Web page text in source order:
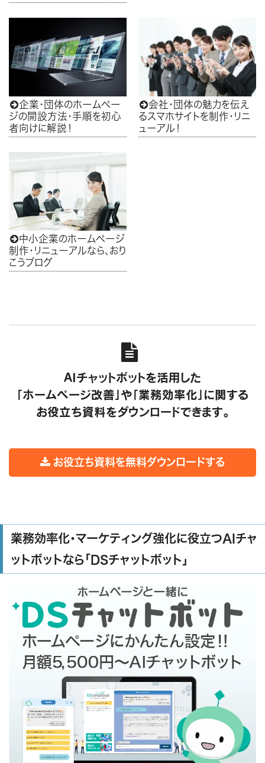
企業・団体のホームペー
ジの開設方法・手順を初心
者向けに解説！
会社・団体の魅力を伝え
るスマホサイトを制作・リニ
ューアル！
中小企業のホームページ
制作・リニューアルなら、おり
こうブログ

AIチャットボットを活用した
「ホームページ改善」や「業務効率化」に関する
お役立ち資料をダウンロードできます。
お役立ち資料を無料ダウンロードする
業務効率化・マーケティング強化に役立つAIチャ
ットボットなら「DSチャットボット」